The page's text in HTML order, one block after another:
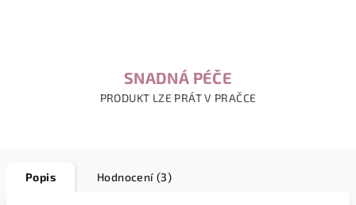
SNADNÁ PÉČE
PRODUKT LZE PRÁT V PRAČCE
Popis Hodnocení (3)